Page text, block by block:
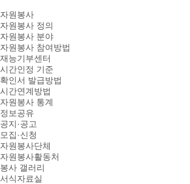
자원봉사
자원봉사 정의
자원봉사 분야
자원봉사 참여방법
재능기부센터
시간인정 기준
확인서 발급방법
시간연계방법
자원봉사 통계
정보공유
공지·공고
모집·신청
자원봉사단체
자원봉사활동처
봉사 갤러리
서식자료실